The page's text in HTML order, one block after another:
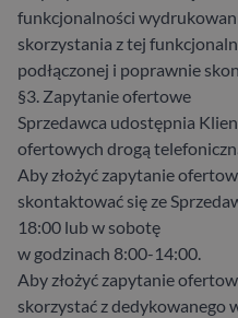
funkcjonalności
skorzystania z tej
podłączonej i poprawnie
§3. Zapytanie ofertowe
Sprzedawca udostępnia
ofertowych drogą
Aby złożyć zapytanie
skontaktować się ze
18:00 lub w sobotę
w godzinach 8:00-14:00.
Aby złożyć zapytanie
skorzystać z dedykowanego